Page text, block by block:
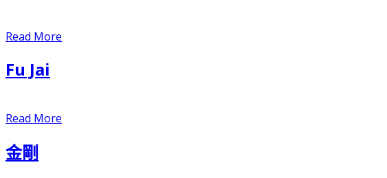
Read More
Fu Jai
Read More
金剛